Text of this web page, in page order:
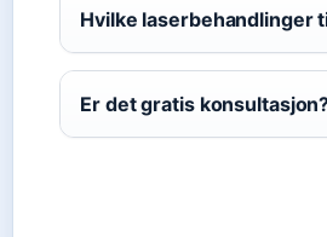
Hvilke laserbehandlinger
Er det gratis